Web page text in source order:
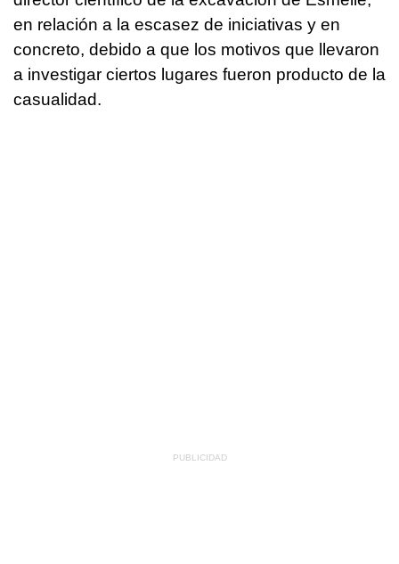
en relación a la escasez de iniciativas y en
concreto, debido a que los motivos que llevaron
a investigar ciertos lugares fueron producto de la
casualidad.